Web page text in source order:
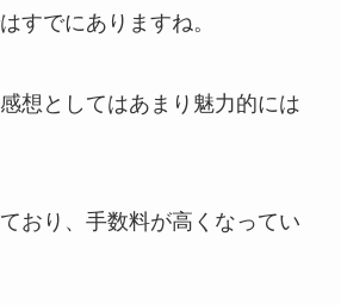
すでにありますね。
想としてはあまり魅力的には
おり、手数料が高くなってい